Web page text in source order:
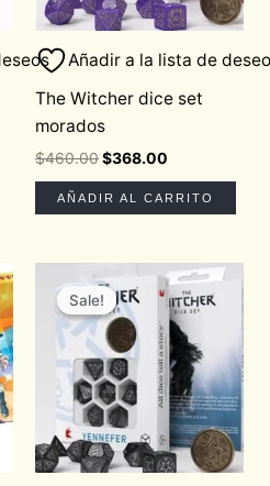
Añadir a la lista de
The Witcher dice set
morados
$460.00$368.00
AÑADIR AL CARRITO
Sale!
Sale!price
was:
$460.00.
Current
price
is:
$368.00.